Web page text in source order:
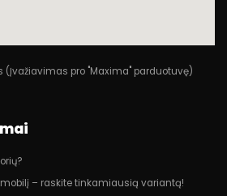
(Įvažiavimas pro "Maxima" parduotuvę)
– raskite tinkamiausią variantą!